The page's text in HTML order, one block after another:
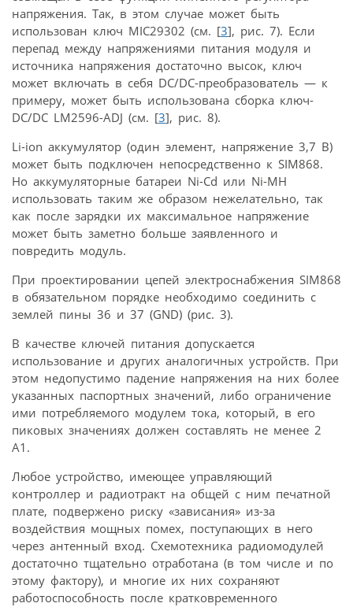
напряжения. Так, в этом случае может быть
использован ключ MIC29302 (см. [3], рис. 7). Если
перепад между напряжениями питания модуля и
источника напряжения достаточно высок, ключ
может включать в себя DC/DC-преобразователь — к
примеру, может быть использована сборка ключ-
DC/DC LM2596-ADJ (см. [3], рис. 8).
Li-ion аккумулятор (один элемент, напряжение 3,7 В)
может быть подключен непосредственно к SIM868.
Но аккумуляторные батареи Ni-Cd или Ni-MH
использовать таким же образом нежелательно, так
как после зарядки их максимальное напряжение
может быть заметно больше заявленного и
повредить модуль.
При проектировании цепей электроснабжения SIM868
в обязательном порядке необходимо соединить с
землей пины 36 и 37 (GND) (рис. 3).
В качестве ключей питания допускается
использование и других аналогичных устройств. При
этом недопустимо падение напряжения на них более
указанных паспортных значений, либо ограничение
ими потребляемого модулем тока, который, в его
пиковых значениях должен составлять не менее 2
А1.
Любое устройство, имеющее управляющий
контроллер и радиотракт на общей с ним печатной
плате, подвержено риску «зависания» из-за
воздействия мощных помех, поступающих в него
через антенный вход. Схемотехника радиомодулей
достаточно тщательно отработана (в том числе и по
этому фактору), и многие их них сохраняют
работоспособность после кратковременного